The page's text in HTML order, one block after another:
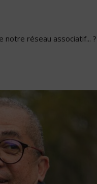
réseau associatif... ?